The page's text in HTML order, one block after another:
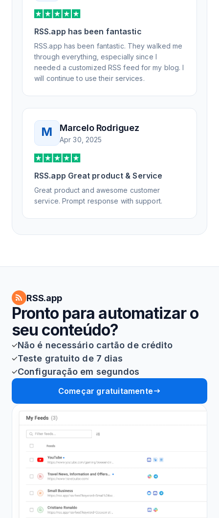
RSS.app has been fantastic
RSS.app has been fantastic. They walked me
through everything, especially since I
needed a customized RSS feed for my blog. I
will continue to use their services.
M Marcelo Rodriguez
Apr 30, 2025
RSS.app Great product & Service
Great product and awesome customer
service. Prompt response with support.
RSS.app
Pronto para automatizar o
seu conteúdo?
Não é necessário cartão de crédito
Teste gratuito de 7 dias
Configuração em segundos
Começar gratuitamente